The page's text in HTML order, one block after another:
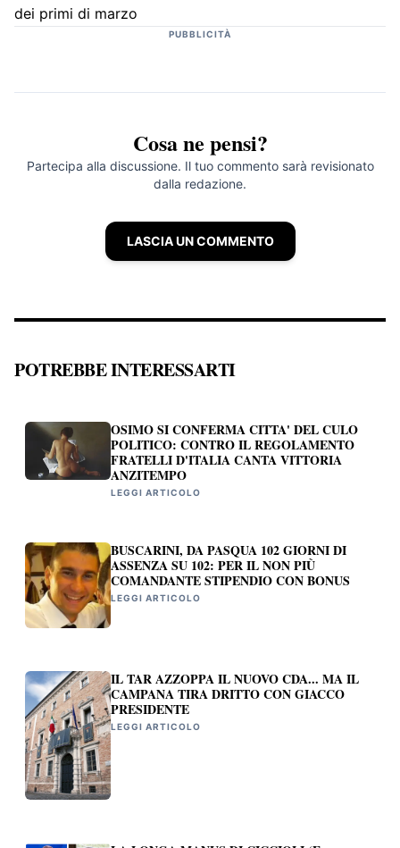
dei primi di marzo
PUBBLICITÀ
Cosa ne pensi?
Partecipa alla discussione. Il tuo commento sarà revisionato
dalla redazione.
LASCIA UN COMMENTO
POTREBBE INTERESSARTI
OSIMO SI CONFERMA CITTA' DEL CULO
POLITICO: CONTRO IL REGOLAMENTO
FRATELLI D'ITALIA CANTA VITTORIA
ANZITEMPO
LEGGI ARTICOLO
BUSCARINI, DA PASQUA 102 GIORNI DI
ASSENZA SU 102: PER IL NON PIÙ
COMANDANTE STIPENDIO CON BONUS
LEGGI ARTICOLO
IL TAR AZZOPPA IL NUOVO CDA... MA IL
CAMPANA TIRA DRITTO CON GIACCO
PRESIDENTE
LEGGI ARTICOLO